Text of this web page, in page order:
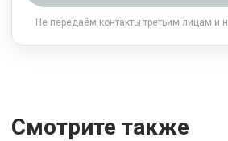
Не передаём контакты третьим лицам и
Смотрите также